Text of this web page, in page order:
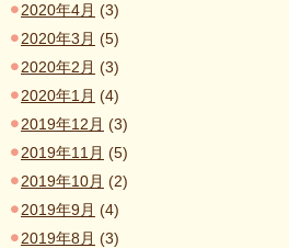
2020年4月 (3)
2020年3月 (5)
2020年2月 (3)
2020年1月 (4)
2019年12月 (3)
2019年11月 (5)
2019年10月 (2)
2019年9月 (4)
2019年8月 (3)